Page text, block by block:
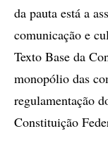
da pauta está a
comunicação e
Texto Base da
monopólio das
regulamentação
Constituição